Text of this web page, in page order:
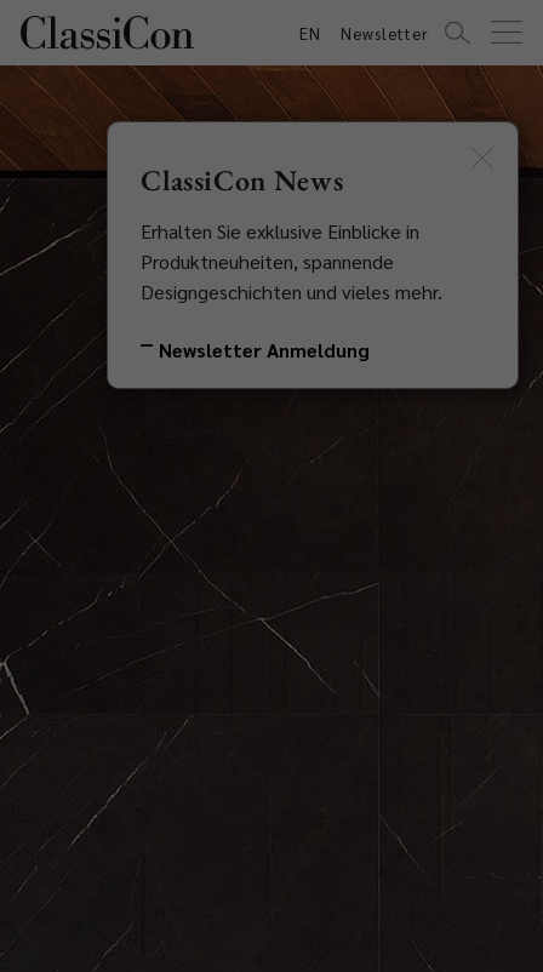
EN Newsletter
ClassiCon News
Erhalten Sie exklusive Einblicke in
Produktneuheiten, spannende
Designgeschichten und vieles mehr.
Newsletter Anmeldung